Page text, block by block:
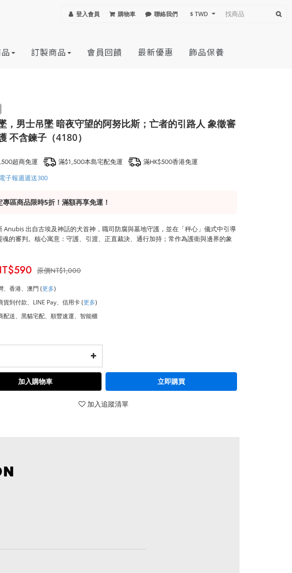
登入會員 購物車 聯絡我們 $ TWD
訂製商品 會員回饋 最新優惠 飾品保養
，男士吊墜 暗夜守望的阿努比斯；亡者的引路人 象徵審
不含鍊子（4180）
超商免運 滿$1,500本島宅配免運 滿HK$500香港免運
子報週週送300
專區商品限時5折！滿額再享免運！
Anubis 出自古埃及神話的犬首神，職司防腐與墓地守護，並在「秤心」儀式中引導
魂的審判。核心寓意：守護、引渡、正直裁決、通行加持；常作為護衛與邊界的象
NT$1,000
、香港、澳門 (更多)
貨到付款、LINE Pay、信用卡(更多)
配送、黑貓宅配、順豐速運、智能櫃
加入購物車 立即購買
加入追蹤清單